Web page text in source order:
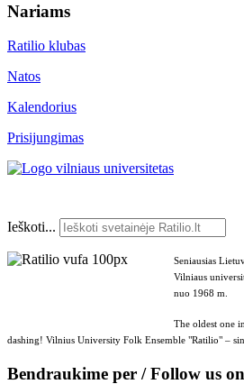
Nariams
Ratilio klubas
Natos
Kalendorius
Prisijungimas
Ieškoti...
Seniausias
Vilniaus
nuo 1968 m.
The oldest one
dashing! Vilnius University Folk Ensemble "Ratilio" –
Bendraukime per / Follow us on